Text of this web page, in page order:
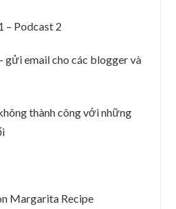
– Podcast 2
gửi email cho các blogger và
thành công với những
Margarita Recipe